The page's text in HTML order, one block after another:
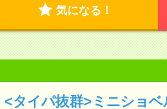
気になる！
<タイパ抜群>ミニショベ